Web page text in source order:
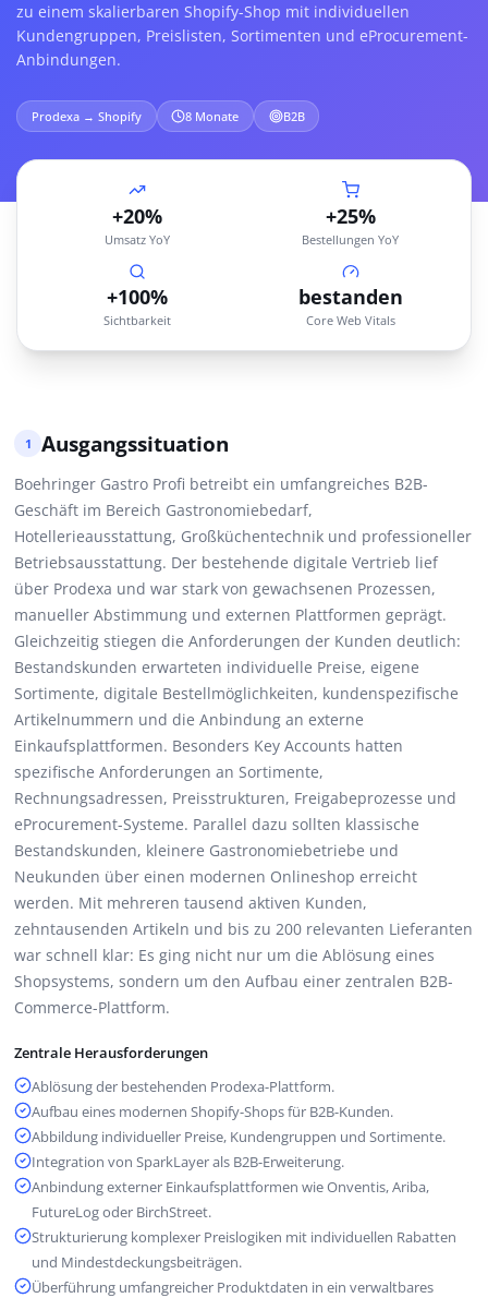
zu einem skalierbaren Shopify-Shop mit individuellen
Kundengruppen, Preislisten, Sortimenten und eProcurement-
Anbindungen.
Prodexa → Shopify 8 Monate B2B
+20%
Umsatz YoY
+25%
Bestellungen YoY
+100%
Sichtbarkeit
bestanden
Core Web Vitals
1 Ausgangssituation
Boehringer Gastro Profi betreibt ein umfangreiches B2B-
Geschäft im Bereich Gastronomiebedarf,
Hotellerieausstattung, Großküchentechnik und professioneller
Betriebsausstattung. Der bestehende digitale Vertrieb lief
über Prodexa und war stark von gewachsenen Prozessen,
manueller Abstimmung und externen Plattformen geprägt.
Gleichzeitig stiegen die Anforderungen der Kunden deutlich:
Bestandskunden erwarteten individuelle Preise, eigene
Sortimente, digitale Bestellmöglichkeiten, kundenspezifische
Artikelnummern und die Anbindung an externe
Einkaufsplattformen. Besonders Key Accounts hatten
spezifische Anforderungen an Sortimente,
Rechnungsadressen, Preisstrukturen, Freigabeprozesse und
eProcurement-Systeme. Parallel dazu sollten klassische
Bestandskunden, kleinere Gastronomiebetriebe und
Neukunden über einen modernen Onlineshop erreicht
werden. Mit mehreren tausend aktiven Kunden,
zehntausenden Artikeln und bis zu 200 relevanten Lieferanten
war schnell klar: Es ging nicht nur um die Ablösung eines
Shopsystems, sondern um den Aufbau einer zentralen B2B-
Commerce-Plattform.
Zentrale Herausforderungen
Ablösung der bestehenden Prodexa-Plattform.
Aufbau eines modernen Shopify-Shops für B2B-Kunden.
Abbildung individueller Preise, Kundengruppen und Sortimente.
Integration von SparkLayer als B2B-Erweiterung.
Anbindung externer Einkaufsplattformen wie Onventis, Ariba,
FutureLog oder BirchStreet.
Strukturierung komplexer Preislogiken mit individuellen Rabatten
und Mindestdeckungsbeiträgen.
Überführung umfangreicher Produktdaten in ein verwaltbares